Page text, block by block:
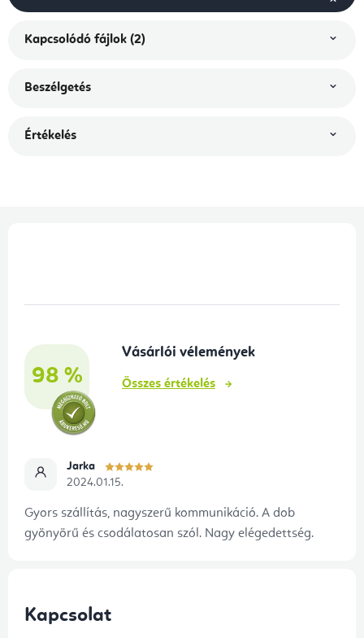
Kapcsolódó fájlok (2)
Beszélgetés
Értékelés
98 %
Vásárlói vélemények
Összes értékelés
Jarka
2024.01.15.
Gyors szállítás, nagyszerű kommunikáció. A dob
gyönyörű és csodálatosan szól. Nagy elégedettség.
Kapcsolat